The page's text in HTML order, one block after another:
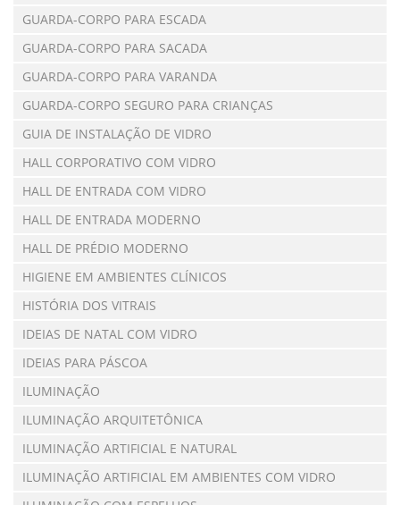
GUARDA-CORPO PARA ESCADA
GUARDA-CORPO PARA SACADA
GUARDA-CORPO PARA VARANDA
GUARDA-CORPO SEGURO PARA CRIANÇAS
GUIA DE INSTALAÇÃO DE VIDRO
HALL CORPORATIVO COM VIDRO
HALL DE ENTRADA COM VIDRO
HALL DE ENTRADA MODERNO
HALL DE PRÉDIO MODERNO
HIGIENE EM AMBIENTES CLÍNICOS
HISTÓRIA DOS VITRAIS
IDEIAS DE NATAL COM VIDRO
IDEIAS PARA PÁSCOA
ILUMINAÇÃO
ILUMINAÇÃO ARQUITETÔNICA
ILUMINAÇÃO ARTIFICIAL E NATURAL
ILUMINAÇÃO ARTIFICIAL EM AMBIENTES COM VIDRO